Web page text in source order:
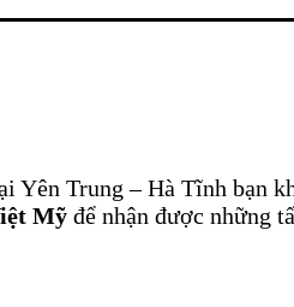
Yên Trung – Hà Tĩnh bạn
Mỹ để nhận được những